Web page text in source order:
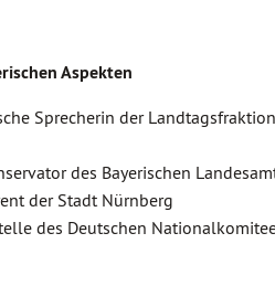
Aspekten
Sprecherin der
des Bayerischen
der Stadt Nürnberg
des Deutschen